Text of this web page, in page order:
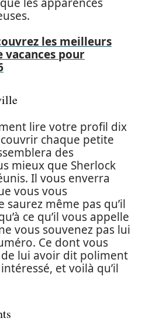
les meilleurs
vacances pour
lire votre profil dix
chaque petite
des
mieux que Sherlock
Il vous enverra
vous vous
saurez même pas qu’il
ce qu’il vous appelle
vous souvenez pas lui
Ce dont vous
de lui avoir dit poliment
et voilà qu’il